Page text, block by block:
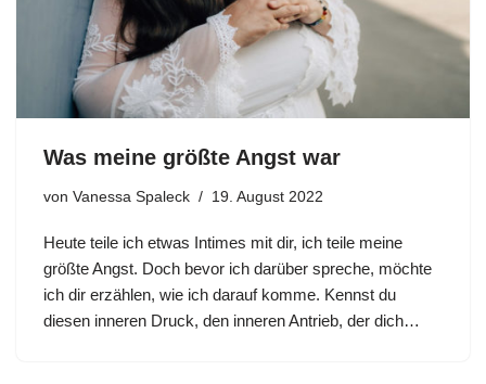
Was meine größte Angst war
von Vanessa Spaleck 19. August 2022
Heute teile ich etwas Intimes mit dir, ich teile meine
größte Angst. Doch bevor ich darüber spreche, möchte
ich dir erzählen, wie ich darauf komme. Kennst du
diesen inneren Druck, den inneren Antrieb, der dich…